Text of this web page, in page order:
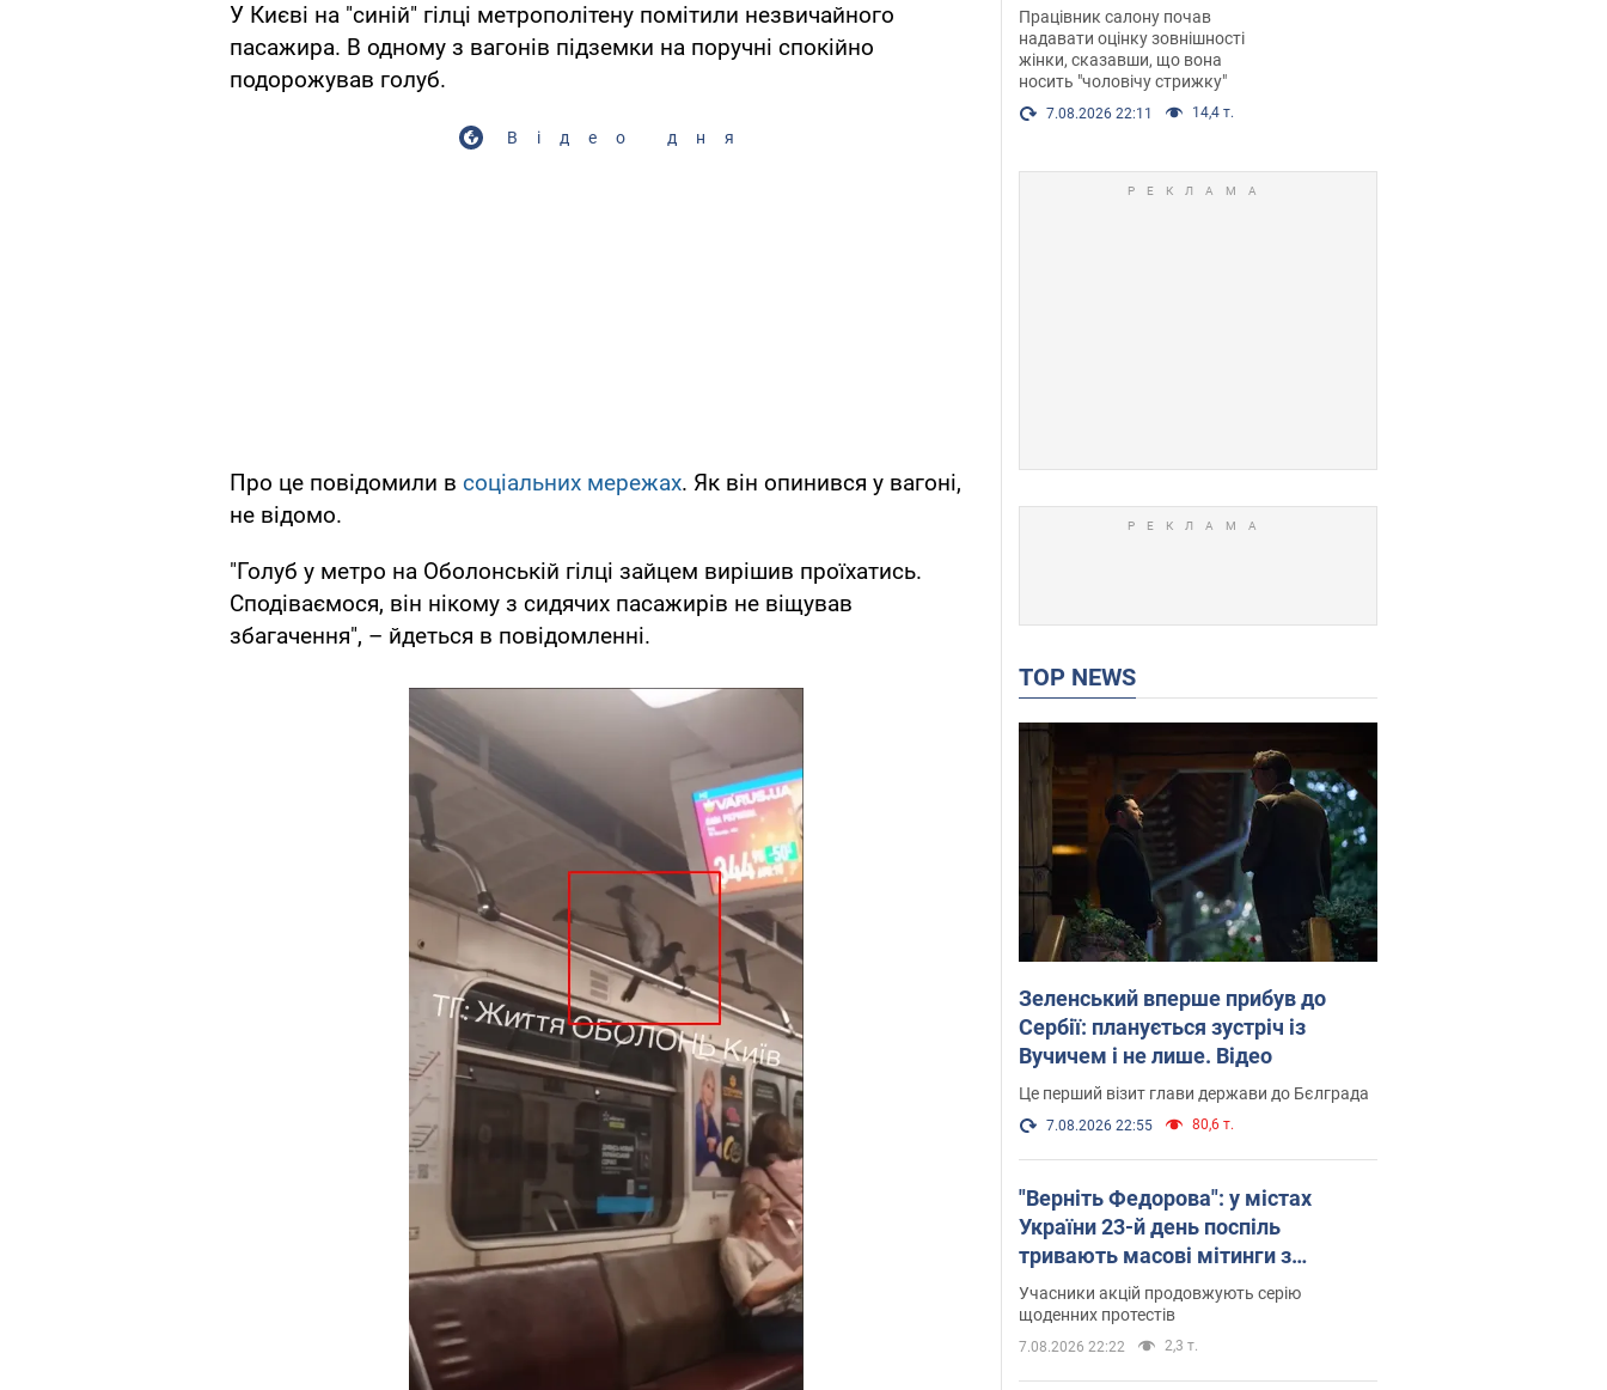
У Києві на "синій" гілці метрополітену помітили незвичайного
пасажира. В одному з вагонів підземки на поручні спокійно
подорожував голуб.
Відео дня
Про це повідомили в соціальних мережах. Як він опинився у вагоні,
не відомо.
"Голуб у метро на Оболонській гілці зайцем вирішив проїхатись.
Сподіваємося, він нікому з сидячих пасажирів не віщував
збагачення", – йдеться в повідомленні.
після хімієтерапії,
розгорівся скандал.
Фото
Працівник салону почав
надавати оцінку зовнішності
жінки, сказавши, що вона
носить "чоловічу стрижку"
7.08.2026 22:11 14,4 т.
TOP NEWS
Зеленський вперше прибув до
Сербії: планується зустріч із
Вучичем і не лише. Відео
Це перший візит глави держави до Бєлграда
7.08.2026 22:55 80,6 т.
"Верніть Федорова": у містах
України 23-й день поспіль
тривають масові мітинги з
картонками. Фото і відео
Учасники акцій продовжують серію
щоденних протестів
7.08.2026 22:22 2,3 т.